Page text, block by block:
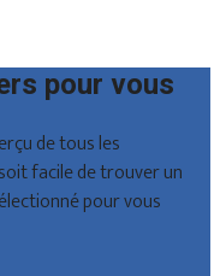
pour vous
de tous les
facile de trouver un
pour vous